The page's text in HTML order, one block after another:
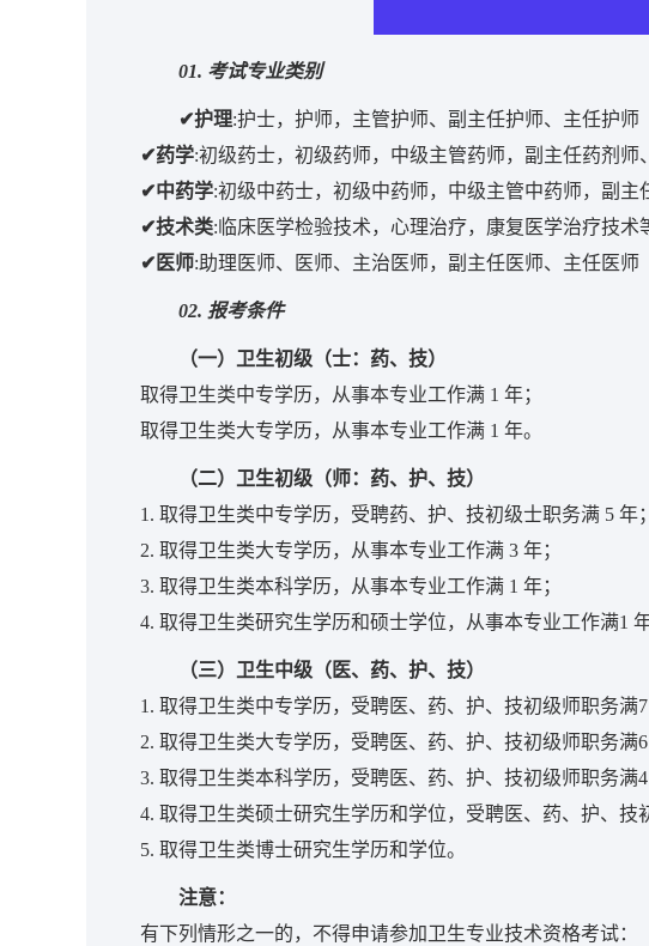
01. 考试专业类别
✔护理:护士，护师，主管护师、副主任护师、主任护师
✔药学:初级药士，初级药师，中级主管药师，副主任药剂师
✔中药学:初级中药士，初级中药师，中级主管中药师，副主
✔技术类:临床医学检验技术，心理治疗，康复医学治疗技术
✔医师:助理医师、医师、主治医师，副主任医师、主任医师
02. 报考条件
（一）卫生初级（士：药、技）
取得卫生类中专学历，从事本专业工作满 1 年；
取得卫生类大专学历，从事本专业工作满 1 年。
（二）卫生初级（师：药、护、技）
1. 取得卫生类中专学历，受聘药、护、技初级士职务满 5 年；
2. 取得卫生类大专学历，从事本专业工作满 3 年；
3. 取得卫生类本科学历，从事本专业工作满 1 年；
4. 取得卫生类研究生学历和硕士学位，从事本专业工作满1 年
（三）卫生中级（医、药、护、技）
1. 取得卫生类中专学历，受聘医、药、护、技初级师职务满7
2. 取得卫生类大专学历，受聘医、药、护、技初级师职务满6
3. 取得卫生类本科学历，受聘医、药、护、技初级师职务满4
4. 取得卫生类硕士研究生学历和学位，受聘医、药、护、技
5. 取得卫生类博士研究生学历和学位。
注意：
有下列情形之一的，不得申请参加卫生专业技术资格考试：